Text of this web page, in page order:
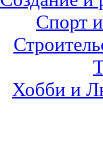
Спорт
Хобби и